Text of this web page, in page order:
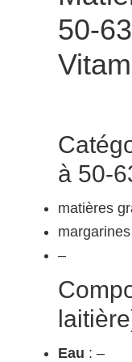
50-
à 50-
matières
margarines
–
Eau : –